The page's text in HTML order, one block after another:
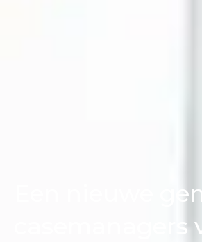
Een nieuwe
casemanagers